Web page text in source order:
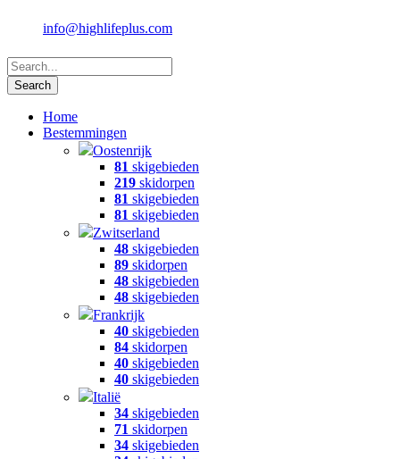
info@highlifeplus.com
Home
Bestemmingen
Oostenrijk
81 skigebieden
219 skidorpen
81 skigebieden
81 skigebieden
Zwitserland
48 skigebieden
89 skidorpen
48 skigebieden
48 skigebieden
Frankrijk
40 skigebieden
84 skidorpen
40 skigebieden
40 skigebieden
Italië
34 skigebieden
71 skidorpen
34 skigebieden